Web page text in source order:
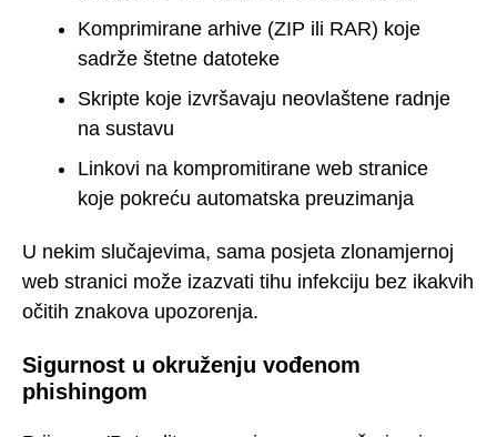
Komprimirane arhive (ZIP ili RAR) koje
sadrže štetne datoteke
Skripte koje izvršavaju neovlaštene radnje
na sustavu
Linkovi na kompromitirane web stranice
koje pokreću automatska preuzimanja
U nekim slučajevima, sama posjeta zlonamjernoj
web stranici može izazvati tihu infekciju bez ikakvih
očitih znakova upozorenja.
Sigurnost u okruženju vođenom
phishingom